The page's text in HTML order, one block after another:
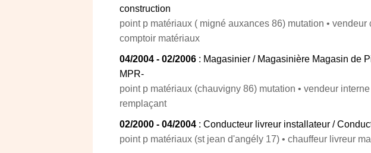
construction
point p matériaux ( migné auxances 86) mutation •
comptoir matériaux
04/2004 - 02/2006 : Magasinier / Magasinière Magasin de
MPR-
point p matériaux (chauvigny 86) mutation • vendeur
remplaçant
02/2000 - 04/2004 : Conducteur livreur installateur /
point p matériaux (st jean d'angély 17) • chauffeur livreur